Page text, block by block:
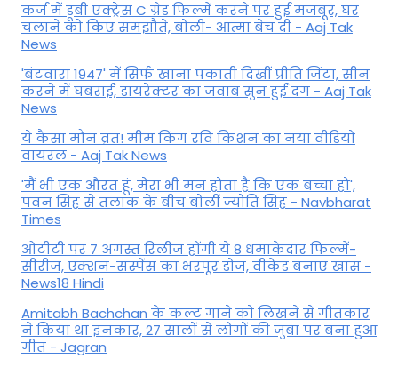
कर्ज में डूबी एक्ट्रेस C ग्रेड फिल्में करने पर हुई मजबूर, घर
चलाने को किए समझौते, बोली- आत्मा बेच दी - Aaj Tak
News
'बंटवारा 1947' में सिर्फ खाना पकाती दिखीं प्रीति जिंटा, सीन
करने में घबराईं, डायरेक्टर का जवाब सुन हुईं दंग - Aaj Tak
News
ये कैसा मौन व्रत! मीम किंग रवि किशन का नया वीडियो
वायरल - Aaj Tak News
'मैं भी एक औरत हूं, मेरा भी मन होता है कि एक बच्चा हो',
पवन सिंह से तलाक के बीच बोलीं ज्योति सिंह - Navbharat
Times
ओटीटी पर 7 अगस्त रिलीज होंगी ये 8 धमाकेदार फिल्में-
सीरीज, एक्शन-सस्पेंस का भरपूर डोज, वीकेंड बनाएं खास -
News18 Hindi
Amitabh Bachchan के कल्ट गाने को लिखने से गीतकार
ने किया था इनकार, 27 सालों से लोगों की जुबां पर बना हुआ
गीत - Jagran